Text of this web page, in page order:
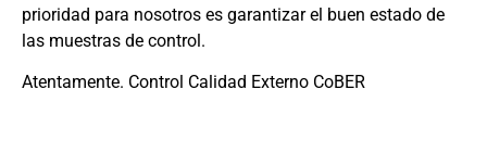
prioridad para nosotros es garantizar el buen estado de
las muestras de control.
Atentamente. Control Calidad Externo CoBER